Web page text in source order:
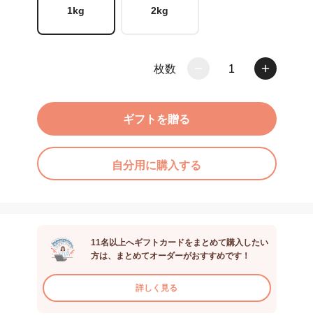
1kg 2kg
枚数 1
ギフトを贈る
自分用に購入する
11名以上へギフトカードをまとめて購入したい
方は、まとめてオーダーがおすすめです！
詳しく見る